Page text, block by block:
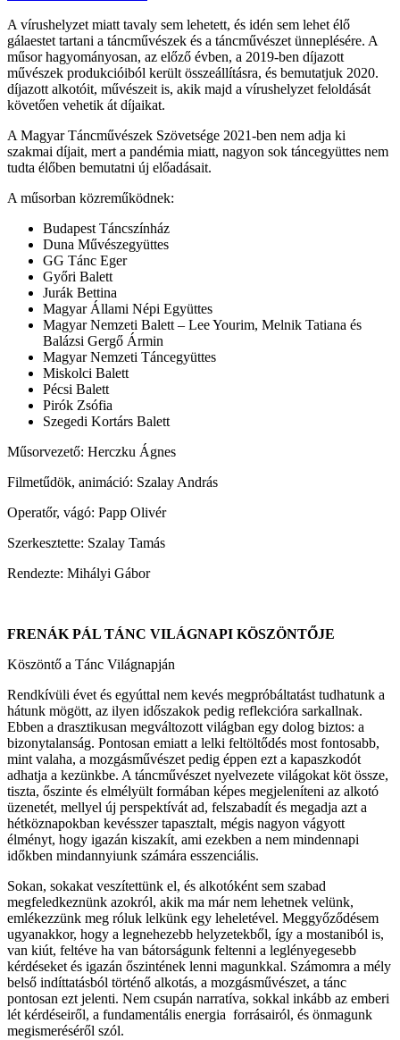
A vírushelyzet miatt tavaly sem lehetett, és idén sem lehet élő
gálaestet tartani a táncművészek és a táncművészet ünneplésére. A
műsor hagyományosan, az előző évben, a 2019-ben díjazott
művészek produkcióiból került összeállításra, és bemutatjuk 2020.
díjazott alkotóit, művészeit is, akik majd a vírushelyzet feloldását
követően vehetik át díjaikat.
A Magyar Táncművészek Szövetsége 2021-ben nem adja ki
szakmai díjait, mert a pandémia miatt, nagyon sok táncegyüttes nem
tudta élőben bemutatni új előadásait.
A műsorban közreműködnek:
Budapest Táncszínház
Duna Művészegyüttes
GG Tánc Eger
Győri Balett
Jurák Bettina
Magyar Állami Népi Együttes
Magyar Nemzeti Balett – Lee Yourim, Melnik Tatiana és
Balázsi Gergő Ármin
Magyar Nemzeti Táncegyüttes
Miskolci Balett
Pécsi Balett
Pirók Zsófia
Szegedi Kortárs Balett
Műsorvezető: Herczku Ágnes
Filmetűdök, animáció: Szalay András
Operatőr, vágó: Papp Olivér
Szerkesztette: Szalay Tamás
Rendezte: Mihályi Gábor
FRENÁK PÁL TÁNC VILÁGNAPI KÖSZÖNTŐJE
Köszöntő a Tánc Világnapján
Rendkívüli évet és egyúttal nem kevés megpróbáltatást tudhatunk a
hátunk mögött, az ilyen időszakok pedig reflekcióra sarkallnak.
Ebben a drasztikusan megváltozott világban egy dolog biztos: a
bizonytalanság. Pontosan emiatt a lelki feltöltődés most fontosabb,
mint valaha, a mozgásművészet pedig éppen ezt a kapaszkodót
adhatja a kezünkbe. A táncművészet nyelvezete világokat köt össze,
tiszta, őszinte és elmélyült formában képes megjeleníteni az alkotó
üzenetét, mellyel új perspektívát ad, felszabadít és megadja azt a
hétköznapokban kevésszer tapasztalt, mégis nagyon vágyott
élményt, hogy igazán kiszakít, ami ezekben a nem mindennapi
időkben mindannyiunk számára esszenciális.
Sokan, sokakat veszítettünk el, és alkotóként sem szabad
megfeledkeznünk azokról, akik ma már nem lehetnek velünk,
emlékezzünk meg róluk lelkünk egy leheletével. Meggyőződésem
ugyanakkor, hogy a legnehezebb helyzetekből, így a mostaniból is,
van kiút, feltéve ha van bátorságunk feltenni a leglényegesebb
kérdéseket és igazán őszintének lenni magunkkal. Számomra a mély
belső indíttatásból történő alkotás, a mozgásművészet, a tánc
pontosan ezt jelenti. Nem csupán narratíva, sokkal inkább az emberi
lét kérdéseiről, a fundamentális energia forrásairól, és önmagunk
megismeréséről szól.